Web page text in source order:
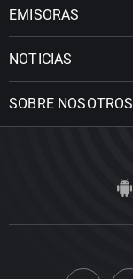
EMISORAS
NOTICIAS
SOBRE NOSOTROS